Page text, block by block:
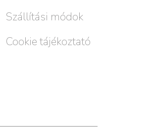
Szállítási módok
Cookie tájékoztató